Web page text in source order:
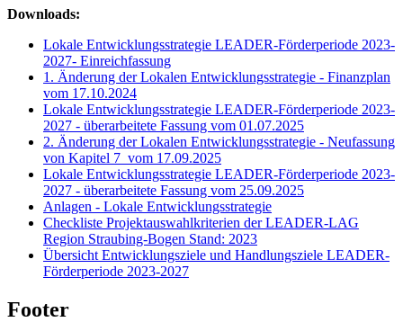
Downloads:
Lokale Entwicklungsstrategie LEADER-Förderperiode 2023-
2027- Einreichfassung
1. Änderung der Lokalen Entwicklungsstrategie - Finanzplan
vom 17.10.2024
Lokale Entwicklungsstrategie LEADER-Förderperiode 2023-
2027 - überarbeitete Fassung vom 01.07.2025
2. Änderung der Lokalen Entwicklungsstrategie - Neufassung
von Kapitel 7 vom 17.09.2025
Lokale Entwicklungsstrategie LEADER-Förderperiode 2023-
2027 - überarbeitete Fassung vom 25.09.2025
Anlagen - Lokale Entwicklungsstrategie
Checkliste Projektauswahlkriterien der LEADER-LAG
Region Straubing-Bogen Stand: 2023
Übersicht Entwicklungsziele und Handlungsziele LEADER-
Förderperiode 2023-2027
Footer